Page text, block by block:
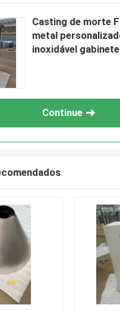
Casting de morte
metal
inoxidável
Continue